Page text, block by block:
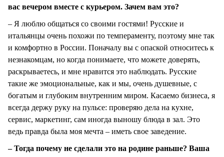
вас вечером вместе с курьером. Зачем вам это?
– Я люблю общаться со своими гостями! Русские и
итальянцы очень похожи по темпераменту, поэтому мне так
и комфортно в России. Поначалу вы с опаской относитесь к
незнакомцам, но когда понимаете, что можете доверять,
раскрываетесь, и мне нравится это наблюдать. Русские
такие же эмоциональные, как и мы, очень душевные, с
богатым и глубоким внутренним миром. Касаемо бизнеса, я
всегда держу руку на пульсе: проверяю дела на кухне,
сервис, маркетинг, сам иногда выношу блюда в зал. Это
ведь правда была моя мечта – иметь свое заведение.
– Тогда почему не сделали это на родине раньше? Ваша